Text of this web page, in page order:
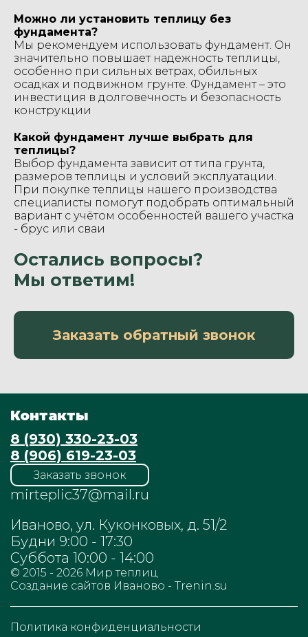
Можно ли установить теплицу без
фундамента?
Мы рекомендуем использовать фундамент. Он
значительно повышает надежность теплицы,
особенно при сильных ветрах, обильных
осадках и подвижном грунте. Фундамент – это
инвестиция в долговечность и безопасность
конструкции
Какой фундамент лучше выбрать для
теплицы?
Выбор фундамента зависит от типа грунта,
размеров теплицы и условий эксплуатации.
При покупке теплицы нашего производства
специалисты помогут подобрать оптимальный
вариант с учётом особенностей вашего участка
- брус или сваи
Остались вопросы?
Мы ответим!
Заказать обратный звонок
Контакты
8 (930) 330-23-03
8 (906) 619-23-03
Заказать звонок
mirteplic37@mail.ru
Иваново, ул. Куконковых, д. 51/2
Будни 9:00 - 17:30
Суббота 10:00 - 14:00
© 2015 - 2026 Мир теплиц
Cоздание сайтов Иваново - Trenin.su
Политика конфиденциальности